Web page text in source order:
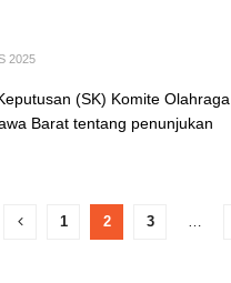
2025
(SK) Komite Olahraga
Barat tentang penunjukan
1 2 3 …